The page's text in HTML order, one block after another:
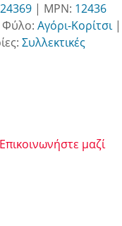
| MPN: 12436
Φύλο: Αγόρι-Κορίτσι|
Συλλεκτικές
Επικοινωνήστε μαζί